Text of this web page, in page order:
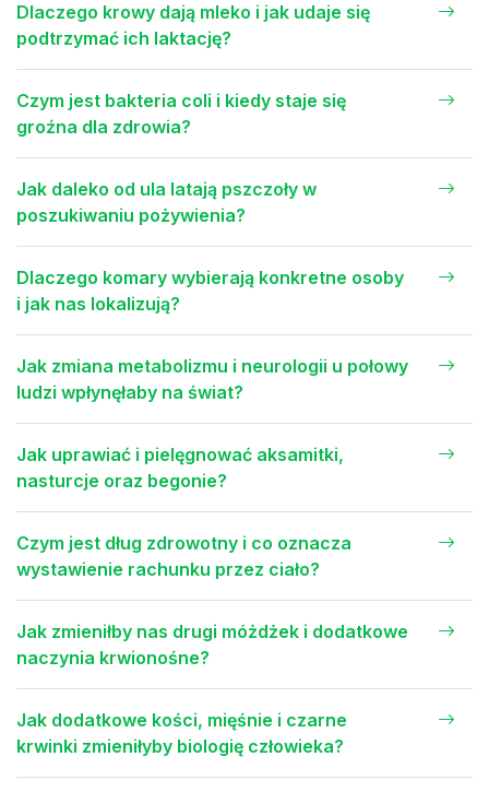
Dlaczego krowy dają mleko i jak udaje się
podtrzymać ich laktację?
Czym jest bakteria coli i kiedy staje się
groźna dla zdrowia?
Jak daleko od ula latają pszczoły w
poszukiwaniu pożywienia?
Dlaczego komary wybierają konkretne osoby
i jak nas lokalizują?
Jak zmiana metabolizmu i neurologii u połowy
ludzi wpłynęłaby na świat?
Jak uprawiać i pielęgnować aksamitki,
nasturcje oraz begonie?
Czym jest dług zdrowotny i co oznacza
wystawienie rachunku przez ciało?
Jak zmieniłby nas drugi móżdżek i dodatkowe
naczynia krwionośne?
Jak dodatkowe kości, mięśnie i czarne
krwinki zmieniłyby biologię człowieka?